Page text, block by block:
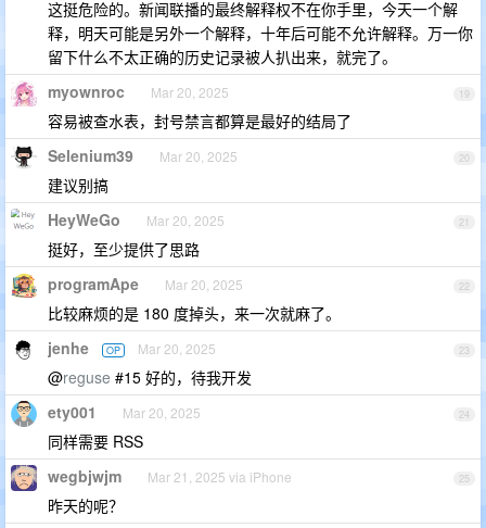
这挺危险的。新闻联播的最终解释权不在你手里，今天一个解
释，明天可能是另外一个解释，十年后可能不允许解释。万一你
留下什么不太正确的历史记录被人扒出来，就完了。
19
myownroc Mar 20, 2025
容易被查水表，封号禁言都算是最好的结局了
20
Selenium39 Mar 20, 2025
建议别搞
21
HeyWeGo Mar 20, 2025
挺好，至少提供了思路
22
programApe Mar 20, 2025
比较麻烦的是 180 度掉头，来一次就麻了。
23
jenhe OP Mar 20, 2025
@reguse #15 好的，待我开发
24
ety001 Mar 20, 2025
同样需要 RSS
25
wegbjwjm Mar 21, 2025 via iPhone
昨天的呢？